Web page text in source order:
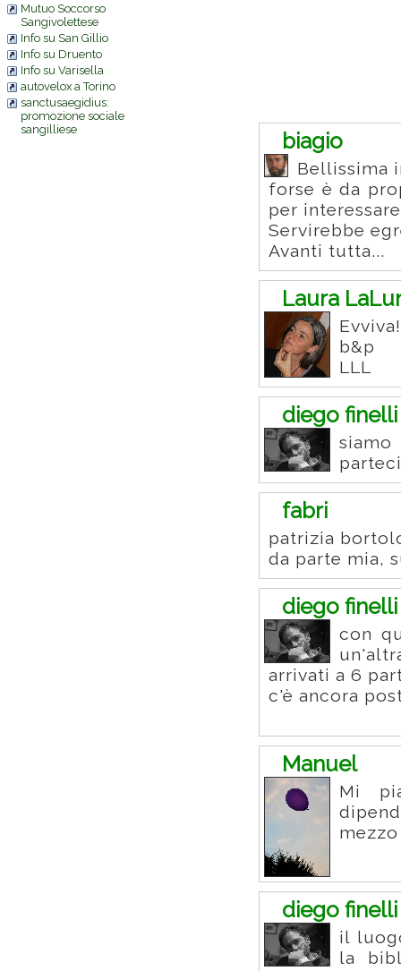
Mutuo Soccorso
Sangivolettese
Info su San Gillio
Info su Druento
Info su Varisella
autovelox a Torino
sanctusaegidius:
promozione sociale
sangilliese
biagio
Bellissima
forse è da
per
Servirebbe
Avanti tutta...
Laura
b&p
LLL
diego finelli
fabri
patrizia
da parte mia,
diego finelli
con
arrivati a 6
c'è ancora
Manuel
Mi
diego finelli
il
la